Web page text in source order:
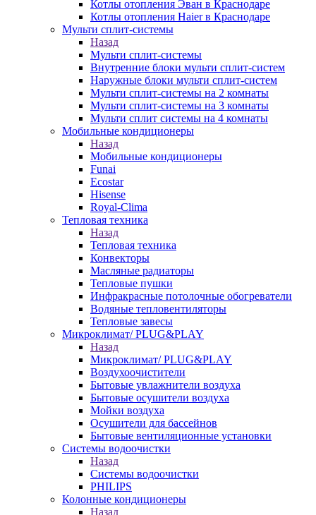
Котлы отопления Эван в Краснодаре
Котлы отопления Haier в Краснодаре
Мульти сплит-системы
Назад
Мульти сплит-системы
Внутренние блоки мульти сплит-систем
Наружные блоки мульти сплит-систем
Мульти сплит-системы на 2 комнаты
Мульти сплит-системы на 3 комнаты
Мульти сплит системы на 4 комнаты
Мобильные кондиционеры
Назад
Мобильные кондиционеры
Funai
Ecostar
Hisense
Royal-Clima
Тепловая техника
Назад
Тепловая техника
Конвекторы
Масляные радиаторы
Тепловые пушки
Инфракрасные потолочные обогреватели
Водяные тепловентиляторы
Тепловые завесы
Микроклимат/ PLUG&PLAY
Назад
Микроклимат/ PLUG&PLAY
Воздухоочистители
Бытовые увлажнители воздуха
Бытовые осушители воздуха
Мойки воздуха
Осушители для бассейнов
Бытовые вентиляционные установки
Системы водоочистки
Назад
Системы водоочистки
PHILIPS
Колонные кондиционеры
Назад